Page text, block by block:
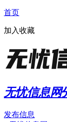
首页
加入收藏
无忧信息网
发布信息